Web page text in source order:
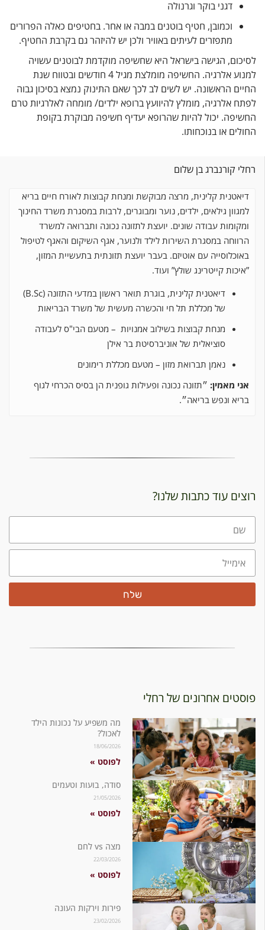
דגני בוקר וגרנולה
וכמובן, חטיף בוטנים במבה או אחר. בחטיפים כאלה הפרורים
מתפזרים לעיתים באוויר ולכן יש להיזהר גם בקרבת החטיף.
הגישה בישראל היא שחשיפה מוקדמת לבוטנים עשויה
למנוע אלרגיה. החשיפה מומלצת מגיל 4 חודשים ובטווח שנת
הראשונה. יש לשים לב לכך שאם התינוק נמצא בסיכון גבוה
אלרגיה, מומלץ להיוועץ ברופא ילדים/ מומחה לאלרגיות טרם
יכול להיות שהרופא יעדיף חשיפה מבוקרת בקופת
או בנוכחותו.
קורנברג בן שלום
קלינית, מרצה מבוקשת ומנחת קבוצות לאורח חיים בריא
גילאים, ילדים, נוער ומבוגרים, לרבות במסגרת משרד החינוך
עבודה שונים. יועצת לתזונה נכונה ותברואה למשרד
במסגרת השירות לילד ולנוער, אגף השיקום והאגף לטיפול
עם אוטיזם. בעבר יועצת תזונתית בתעשיית המזון,
קייטרינג שולץ” ועוד.
דיאטנית קלינית, בוגרת תואר ראשון במדעי התזונה (B.Sc)
של מכללת תל חי והכשרה מעשית של משרד הבריאות
מנחת קבוצות בשילוב אמנויות – מטעם הבי"ס לעבודה
סוציאלית של אוניברסיטת בר אילן
נאמן תברואת מזון – מטעם מכללת רימונים
מאמין: ״תזונה נכונה ופעילות גופנית הן בסיס הכרחי לגוף
ונפש בריאה״.
עוד כתבות שלנו?
אחרונים של רחלי
מה משפיע על נכונות הילד
לאכול?
18/06/2026
לפוסט »
סודה, בועות וטעמים
21/05/2026
לפוסט »
22/03/2026
לפוסט »
פירות וירקות העונה
23/02/2026